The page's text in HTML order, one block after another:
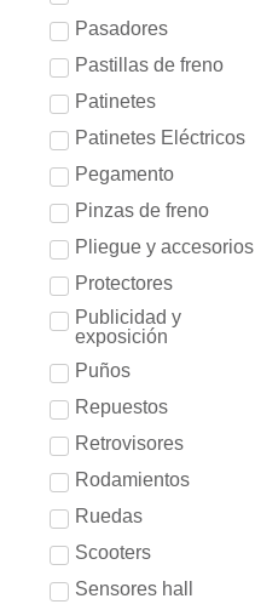
Pasadores
Pastillas de freno
Patinetes
Patinetes Eléctricos
Pegamento
Pinzas de freno
Pliegue y accesorios
Protectores
Publicidad y
exposición
Puños
Repuestos
Retrovisores
Rodamientos
Ruedas
Scooters
Sensores hall